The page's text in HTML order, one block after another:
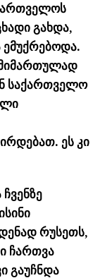
გახდა,
ემუქრებოდა.
საქართველო
ეს კი
რუსეთს,
ჩართვა
გაუჩნდა